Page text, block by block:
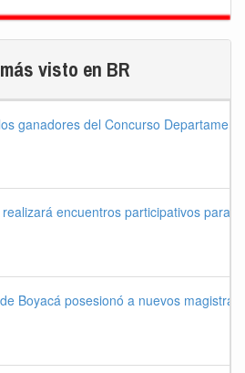
visto en BR
ganadores del Concurso
encuentros participativos para
Boyacá posesionó a nuevos